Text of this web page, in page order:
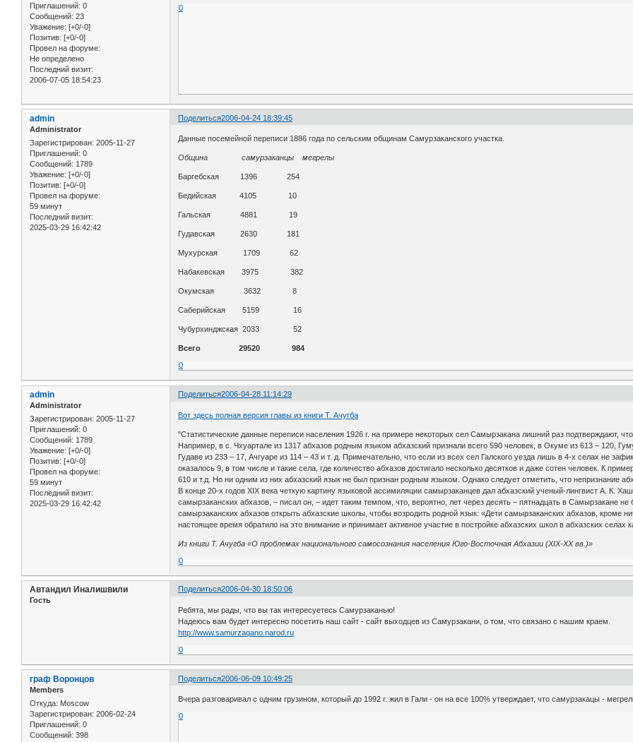
Приглашений: 0
Сообщений: 23
Уважение: [+0/-0]
Позитив: [+0/-0]
Провел на форуме:
Не определено
Последний визит:
2006-07-05 18:54:23
0
Поделиться2006-04-24 18:39:45
admin
Administrator
Зарегистрирован: 2005-11-27
Приглашений: 0
Сообщений: 1789
Уважение: [+0/-0]
Позитив: [+0/-0]
Провел на форуме:
59 минут
Последний визит:
2025-03-29 16:42:42
Данные посемейной переписи 1886 года по сельским общинам Самурзаканского участка.
Община самурзаканцы мегрелы
Баргебская 1396 254
Бедийская 4105 10
Гальская 4881 19
Гудавская 2630 181
Мухурская 1709 62
Набакевская 3975 382
Окумская 3632 8
Саберийская 5159 16
Чубурхинджская 2033 52
Всего 29520 984
0
Поделиться2006-04-28 11:14:29
admin
Administrator
Зарегистрирован: 2005-11-27
Приглашений: 0
Сообщений: 1789
Уважение: [+0/-0]
Позитив: [+0/-0]
Провел на форуме:
59 минут
Последний визит:
2025-03-29 16:42:42
Вот здесь полная версия главы из книги Т. Ачугба
"Статистические данные переписи населения 1926 г. на примере некоторых сел Самырзакана лишний раз подтверждают,
Например, в с. Чхуартале из 1317 абхазов родным языком абхазский признали всего 590 человек, в Окуме из 613 – 120,
Гудаве из 233 – 17, Ачгуаре из 114 – 43 и т. д. Примечательно, что если из всех сел Галского уезда лишь в 4-х селах не
оказалось 9, в том числе и такие села, где количество абхазов достигало несколько десятков и даже сотен человек. К
610 и т.д. Но ни одним из них абхазский язык не был признан родным языком. Однако следует отметить, что непризнание
В конце 20-х годов XIX века четкую картину языковой ассимиляции самырзаканцев дал абхазский ученый-лингвист А. К.
самырзаканских абхазов, – писал он, – идет таким темпом, что, вероятно, лет через десять – пятнадцать в Самырзакане
самырзаканских абхазов открыть абхазские школы, чтобы возродить родной язык: «Дети самырзаканских абхазов, кроме
настоящее время обратило на это внимание и принимает активное участие в постройке абхазских школ в абхазских селах
Из книги Т. Ачугба «О проблемах национального самосознания населения Юго-Восточная Абхазии (XIX-XX вв.)»
0
Поделиться2006-04-30 18:50:06
Автандил Иналишвили
Гость
Ребята, мы рады, что вы так интересуетесь Самурзаканью!
Надеюсь вам будет интересно посетить наш сайт - сайт выходцев из Самурзакани, о том, что связано с нашим краем.
http://www.samurzaqano.narod.ru
0
Поделиться2006-06-09 10:49:25
граф Воронцов
Members
Откуда: Moscow
Зарегистрирован: 2006-02-24
Приглашений: 0
Сообщений: 398
Вчера разговаривал с одним грузином, который до 1992 г. жил в Гали - он на все 100% утверждает, что самурзакацы -
0